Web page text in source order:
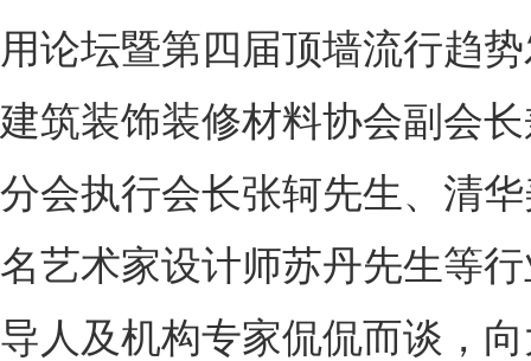
用论坛暨第四届顶墙流行趋
建筑装饰装修材料协会副会
分会执行会长张轲先生、清
名艺术家设计师苏丹先生等
导人及机构专家侃侃而谈，